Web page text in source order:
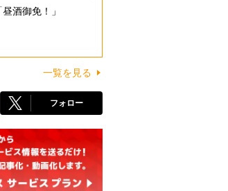
酒御免！」
一覧を見る
フォロー